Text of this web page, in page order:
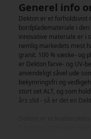
Generel info
Dekton er et forholdsvist
bordplademateriale i
innovative materiale er i
nemlig markedets mest
granit. 100 % væske- og
er Dekton farve- og UV-
anvendeligt såvel ude
bekymringsfri og
stort set ALT, og som
års slid - så er det en